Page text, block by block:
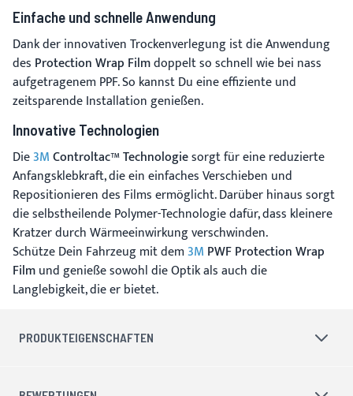
Einfache und schnelle Anwendung
Dank der innovativen Trockenverlegung ist die Anwendung
des Protection Wrap Filmdoppelt so schnell wie bei nass
aufgetragenem PPF. So kannst Du eine effiziente und
zeitsparende Installation genießen.
Innovative Technologien
Die3MControltac™ Technologiesorgt für eine reduzierte
Anfangsklebkraft, die ein einfaches Verschieben und
Repositionieren des Films ermöglicht. Darüber hinaus sorgt
die selbstheilende Polymer-Technologie dafür, dass kleinere
Kratzer durch Wärmeeinwirkung verschwinden.
Schütze Dein Fahrzeug mit dem3M PWF Protection Wrap
Filmund genieße sowohl die Optik als auch die
Langlebigkeit, die er bietet.
PRODUKTEIGENSCHAFTEN